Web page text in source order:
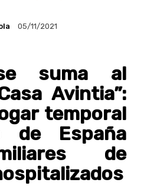
05/11/2021
suma al
Avintia”:
temporal
de España
de